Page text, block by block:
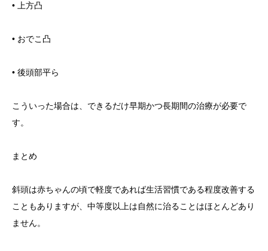
• 上方凸
• おでこ凸
• 後頭部平ら
こういった場合は、できるだけ早期かつ長期間の治療が必要で
す。
まとめ
斜頭は赤ちゃんの頃で軽度であれば生活習慣である程度改善する
こともありますが、中等度以上は自然に治ることはほとんどあり
ません。